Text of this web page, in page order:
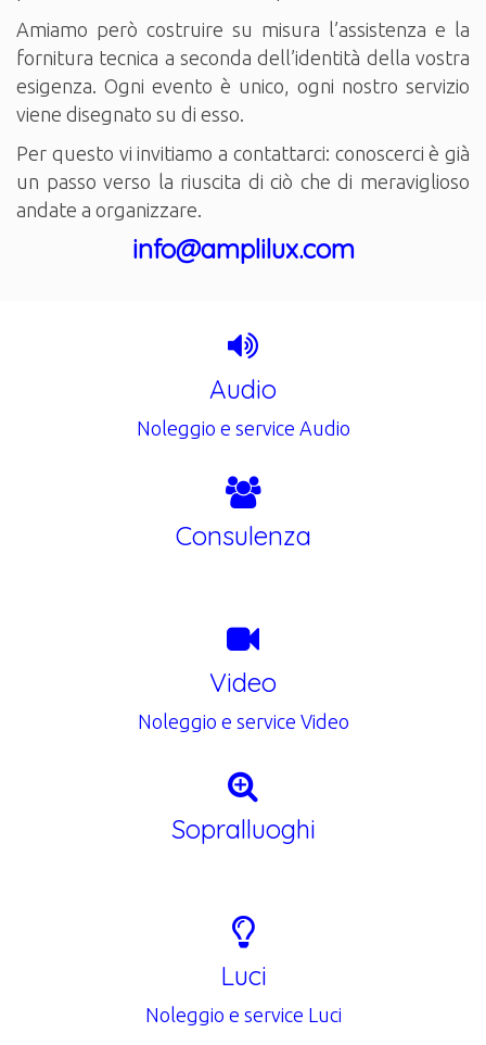
Amiamo però costruire su misura l’assistenza e la
fornitura tecnica a seconda dell’identità della vostra
esigenza. Ogni evento è unico, ogni nostro servizio
viene disegnato su di esso.
Per questo vi invitiamo a contattarci: conoscerci è già
un passo verso la riuscita di ciò che di meraviglioso
andate a organizzare.
info@amplilux.com
Audio
Noleggio e service Audio
Consulenza
Video
Noleggio e service Video
Sopralluoghi
Luci
Noleggio e service Luci